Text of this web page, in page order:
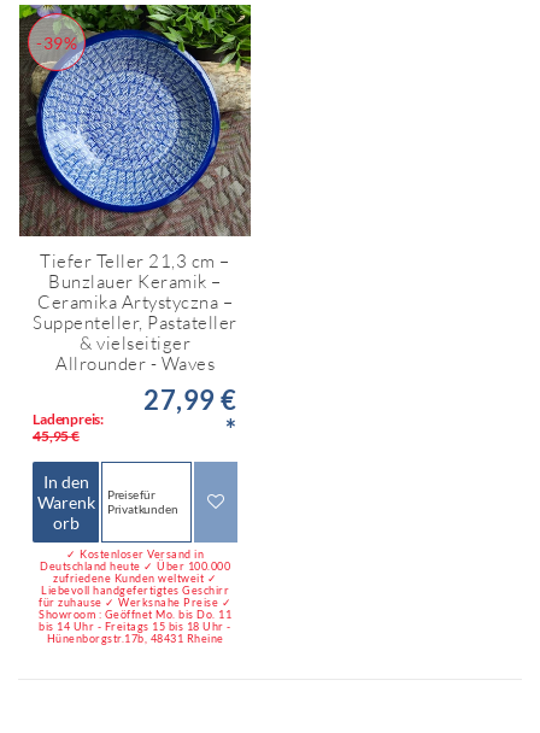
-39%
Tiefer Teller 21,3 cm –
Bunzlauer Keramik –
Ceramika Artystyczna –
Suppenteller, Pastateller
& vielseitiger
Allrounder - Waves
Ladenpreis:
45,95 €
27,99 €
*
In den
Warenk
orb
Preise für
Privatkunden
✓ Kostenloser Versand in
Deutschland heute ✓ Über 100.000
zufriedene Kunden weltweit ✓
Liebevoll handgefertigtes Geschirr
für zuhause ✓ Werksnahe Preise ✓
Showroom : Geöffnet Mo. bis Do. 11
bis 14 Uhr - Freitags 15 bis 18 Uhr -
Hünenborgstr.17b, 48431 Rheine